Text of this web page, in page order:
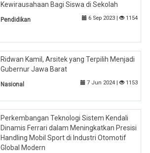
Kewirausahaan Bagi Siswa di Sekolah
Pendidikan 6 Sep 2023 | 1154
Ridwan Kamil, Arsitek yang Terpilih Menjadi
Gubernur Jawa Barat
Nasional 7 Jun 2024 | 1153
Perkembangan Teknologi Sistem Kendali
Dinamis Ferrari dalam Meningkatkan Presisi
Handling Mobil Sport di Industri Otomotif
Global Modern